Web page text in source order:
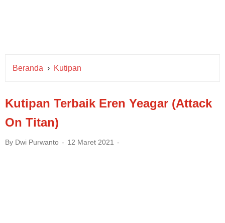
Beranda › Kutipan
Kutipan Terbaik Eren Yeagar (Attack
On Titan)
By Dwi Purwanto 12 Maret 2021